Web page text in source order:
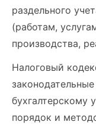
раздельного
(работам,
производства,
Налоговый
бухгалтерскому
порядок и